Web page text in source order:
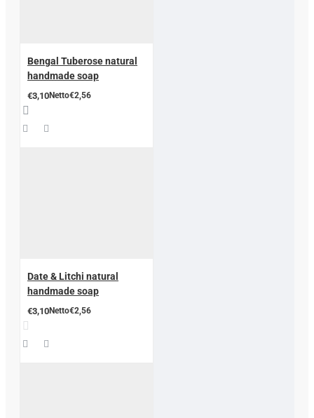
Bengal Tuberose natural
handmade soap
€3,10Netto€2,56
Date & Litchi natural
handmade soap
€3,10Netto€2,56